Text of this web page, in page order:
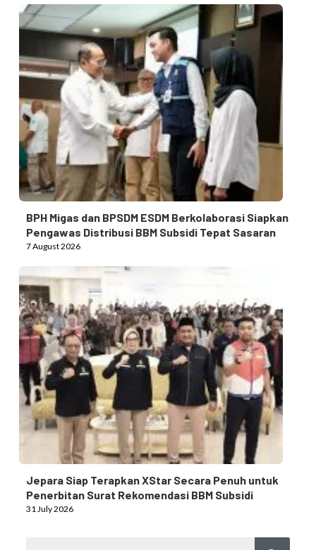
BPH Migas dan BPSDM ESDM Berkolaborasi Siapkan
Pengawas Distribusi BBM Subsidi Tepat Sasaran
7 August 2026
Jepara Siap Terapkan XStar Secara Penuh untuk
Penerbitan Surat Rekomendasi BBM Subsidi
31 July 2026